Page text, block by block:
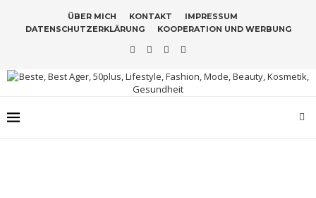
ÜBER MICH KONTAKT
IMPRESSUM
DATENSCHUTZERKLÄRUNG
KOOPERATION UND WERBUNG